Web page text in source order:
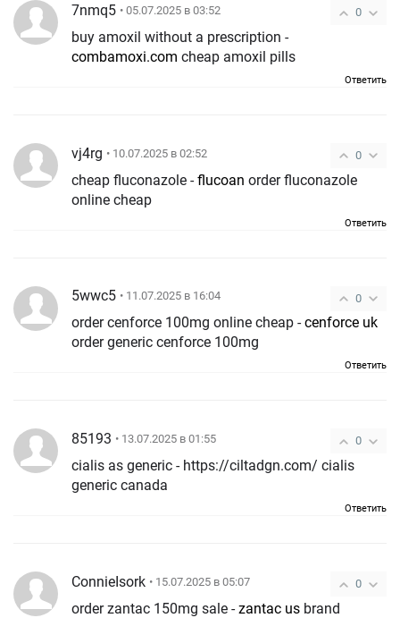
0
7nmq5 • 05.07.2025 в 03:52
buy amoxil without a prescription -
combamoxi.com cheap amoxil pills
Ответить
0
vj4rg • 10.07.2025 в 02:52
cheap fluconazole -flucoan order fluconazole
online cheap
Ответить
0
5wwc5 • 11.07.2025 в 16:04
order cenforce 100mg online cheap -cenforce uk
order generic cenforce 100mg
Ответить
0
85193 • 13.07.2025 в 01:55
cialis as generic - https://ciltadgn.com/ cialis
generic canada
Ответить
0
ConnieIsork • 15.07.2025 в 05:07
order zantac 150mg sale -zantac us brand